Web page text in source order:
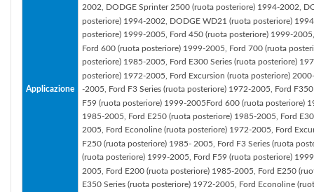
Applicazione
2002, DODGE Sprinter 2500 (ruota posteriore) 1994-2002,
posteriore) 1994-2002, DODGE WD21 (ruota posteriore)
posteriore) 1999-2005, Ford 450 (ruota posteriore) 1999-
Ford 600 (ruota posteriore) 1999-2005, Ford 700 (ruota
posteriore) 1985-2005, Ford E300 Series (ruota posteriore)
posteriore) 1972-2005, Ford Excursion (ruota posteriore)
-2005, Ford F3 Series (ruota posteriore) 1972-2005, Ford
F59 (ruota posteriore) 1999-2005Ford 600 (ruota posteriore)
1985-2005, Ford E250 (ruota posteriore) 1985-2005, Ford
2005, Ford Econoline (ruota posteriore) 1972-2005, Ford
F250 (ruota posteriore) 1985- 2005, Ford F3 Series (ruota
(ruota posteriore) 1999-2005, Ford F59 (ruota posteriore)
2005, Ford E200 (ruota posteriore) 1985-2005, Ford E250
E350 Series (ruota posteriore) 1972-2005, Ford Econoline